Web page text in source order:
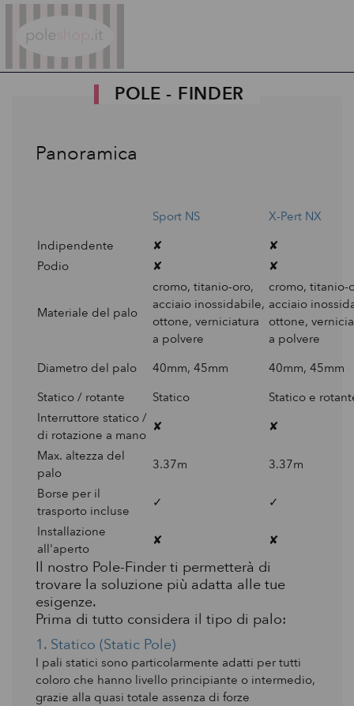
POLE - FINDER
Panoramica
Sport NS
X-Pert NX
Indipendente
✘
✘
Podio
✘ ✘
Materiale del palo
cromo, titanio-oro,
acciaio inossidabile,
ottone, verniciatura
a polvere
cromo, titanio-
acciaio
ottone,
a polvere
Diametro del palo
40mm, 45mm
40mm, 45mm
Statico / rotante
Statico
Statico e
Interruttore statico /
di rotazione a mano
✘
✘
Max. altezza del
palo
3.37m
3.37m
Borse per il
trasporto incluse
✓
✓
Installazione
all'aperto
✘ ✘
Il nostro Pole-Finder ti permetterà di
trovare la soluzione più adatta alle tue
esigenze.
Prima di tutto considera il tipo di palo:
1. Statico (Static Pole)
I pali statici sono particolarmente adatti per tutti
coloro che hanno livello principiante o intermedio,
grazie alla quasi totale assenza di forze